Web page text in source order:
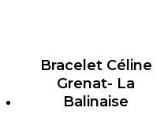
Bracelet Céline
Grenat- La
Balinaise